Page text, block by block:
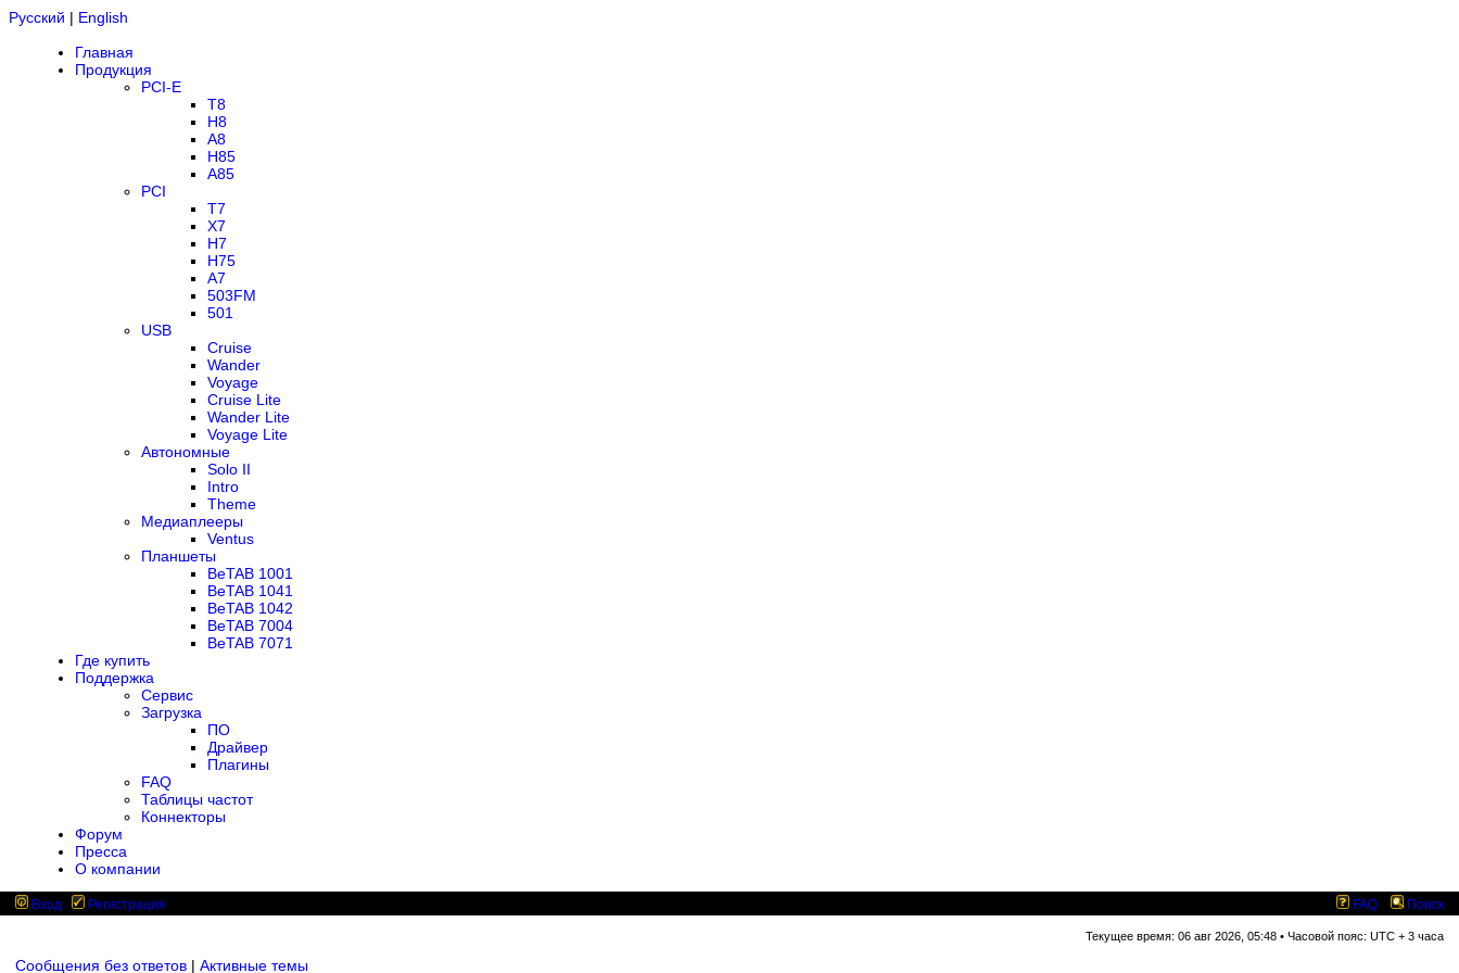
Русский | English
Главная
Продукция
PCI-E
T8
H8
A8
H85
A85
PCI
T7
X7
H7
H75
A7
503FM
501
USB
Cruise
Wander
Voyage
Cruise Lite
Wander Lite
Voyage Lite
Автономные
Solo II
Intro
Theme
Медиаплееры
Ventus
Планшеты
BeTAB 1001
BeTAB 1041
BeTAB 1042
BeTAB 7004
BeTAB 7071
Где купить
Поддержка
Сервис
Загрузка
ПО
Драйвер
Плагины
FAQ
Таблицы частот
Коннекторы
Форум
Пресса
О компании
Вход Регистрация FAQ Поиск
Текущее время: 06 авг 2026, 05:48 • Часовой пояс: UTC + 3 часа
Сообщения без ответов | Активные темы